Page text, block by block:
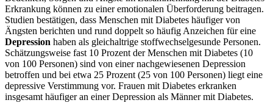
Erkrankung können zu einer emotionalen Überforderung beitragen.
Studien bestätigen, dass Menschen mit Diabetes häufiger von
Ängsten berichten und rund doppelt so häufig Anzeichen für eine
Depression haben als gleichaltrige stoffwechselgesunde Personen.
Schätzungsweise fast 10 Prozent der Menschen mit Diabetes (10
von 100 Personen) sind von einer nachgewiesenen Depression
betroffen und bei etwa 25 Prozent (25 von 100 Personen) liegt eine
depressive Verstimmung vor. Frauen mit Diabetes erkranken
insgesamt häufiger an einer Depression als Männer mit Diabetes.